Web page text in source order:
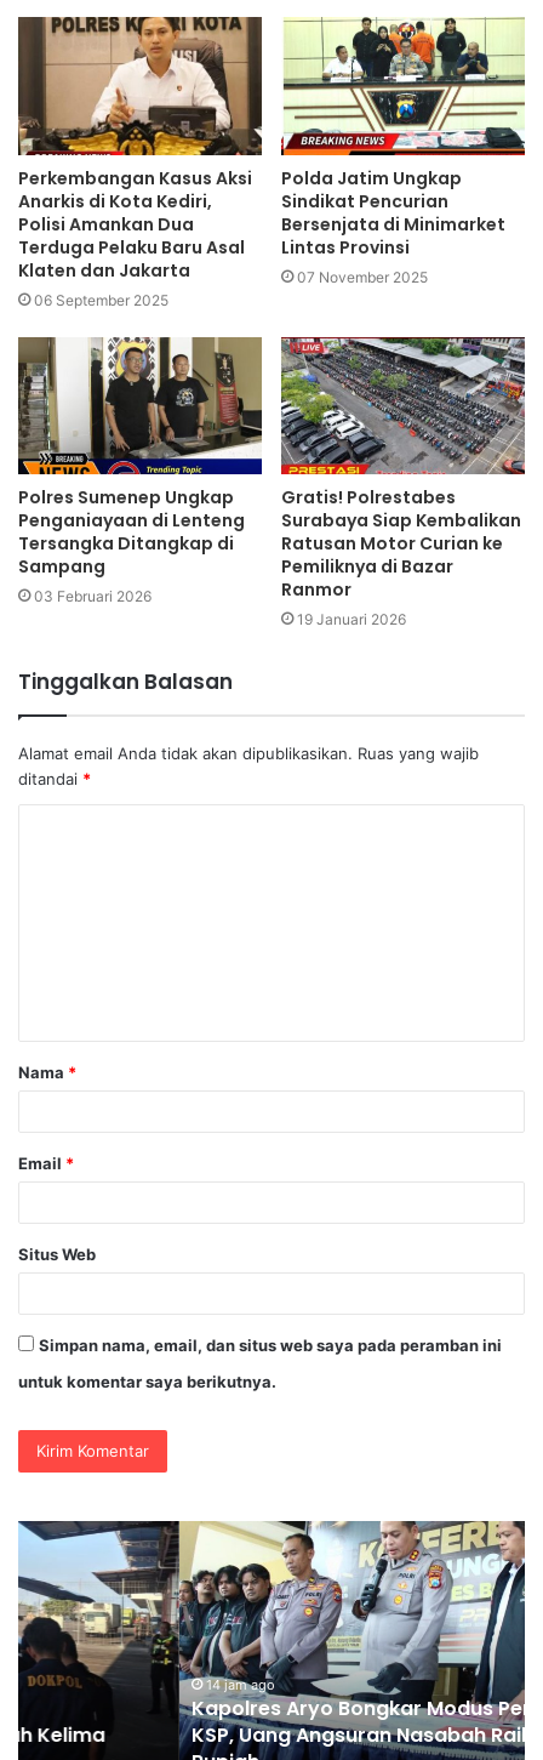
Perkembangan Kasus Aksi
Anarkis di Kota Kediri,
Polisi Amankan Dua
Terduga Pelaku Baru Asal
Klaten dan Jakarta
06 September 2025
Polda Jatim Ungkap
Sindikat Pencurian
Bersenjata di Minimarket
Lintas Provinsi
07 November 2025
Polres Sumenep Ungkap
Penganiayaan di Lenteng
Tersangka Ditangkap di
Sampang
03 Februari 2026
Gratis! Polrestabes
Surabaya Siap Kembalikan
Ratusan Motor Curian ke
Pemiliknya di Bazar
Ranmor
19 Januari 2026
Tinggalkan Balasan
Alamat email Anda tidak akan dipublikasikan. Ruas yang wajib
ditandai *
a
r
Nama *
Email *
Situs Web
Simpan nama, email, dan situs web saya pada peramban ini
untuk komentar saya berikutnya.
Kapolres
Bongkar
Modus
Penggelapan
di
KSP,
Angsuran
14 jam ago
Kapolres Aryo Bongkar Modus Penggelapan di
KSP, Uang Angsuran Nasabah Raib Ratusan Juta